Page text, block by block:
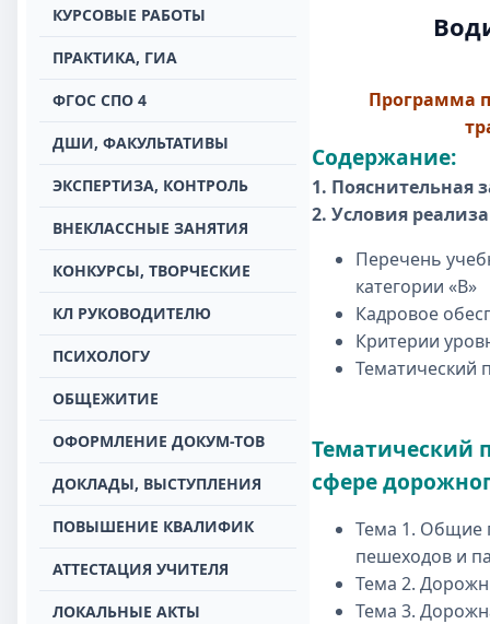
КУРСОВЫЕ РАБОТЫ
ПРАКТИКА, ГИА
ФГОС СПО 4
ДШИ, ФАКУЛЬТАТИВЫ
ЭКСПЕРТИЗА, КОНТРОЛЬ
ВНЕКЛАССНЫЕ ЗАНЯТИЯ
КОНКУРСЫ, ТВОРЧЕСКИЕ
КЛ РУКОВОДИТЕЛЮ
ПСИХОЛОГУ
ОБЩЕЖИТИЕ
ОФОРМЛЕНИЕ ДОКУМ-ТОВ
ДОКЛАДЫ, ВЫСТУПЛЕНИЯ
ПОВЫШЕНИЕ КВАЛИФИК
АТТЕСТАЦИЯ УЧИТЕЛЯ
ЛОКАЛЬНЫЕ АКТЫ
Программа
Содержание:
1. Пояснительная
2. Условия
Перечень
категории «В»
Кадровое
Критерии
Тематический
Тематический
сфере
Тема 1. Общие
пешеходов и
Тема 2.
Тема 3.